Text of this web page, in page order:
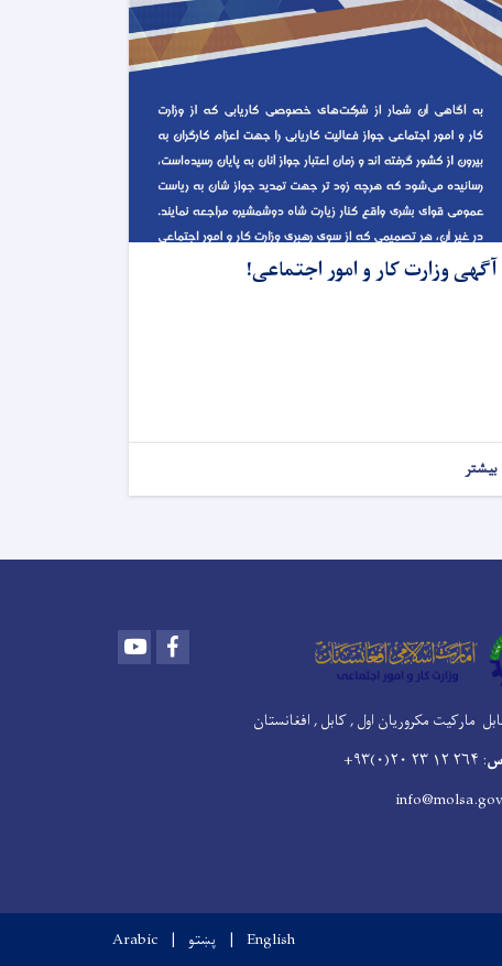
آگهی وزارت کار و امور اجتماعی!
بیشتر
Youtube
مارکیت مکروریان اول , کابل , افغانستان
: ۲۶۴ ۱۲ ۲۳ ۲۰(۰)۹۳+
English پښتو Arabic